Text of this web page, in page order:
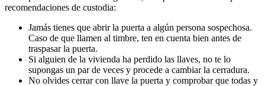
recomendaciones de custodia:
Jamás tienes que abrir la puerta a algún persona sospechosa.
Caso de que llamen al timbre, ten en cuenta bien antes de
traspasar la puerta.
Si alguien de la vivienda ha perdido las llaves, no te lo
supongas un par de veces y procede a cambiar la cerradura.
No olvides cerrar con llave la puerta y comprobar que todas y